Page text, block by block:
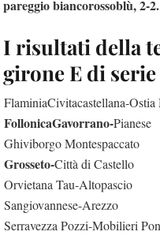
pareggio biancorossoblù, 2-2.
I risultati della
girone E di
FlaminiaCivitacastellana-
FollonicaGavorrano-Pianese
Ghiviborgo Montespaccato
Grosseto-Città di Castello
Orvietana Tau-Altopascio
Sangiovannese-
Serravezza Pozzi-